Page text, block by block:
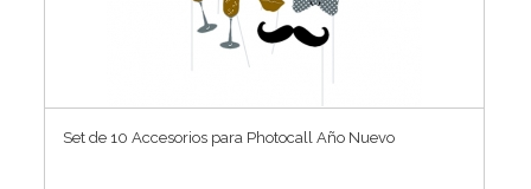
Set de 10 Accesorios para Photocall Año Nuevo